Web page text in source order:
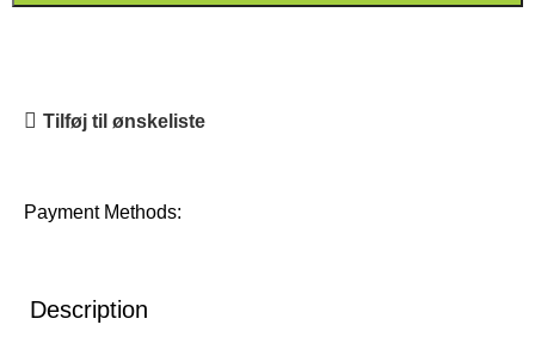
Tilføj til ønskeliste
Payment Methods:
Description